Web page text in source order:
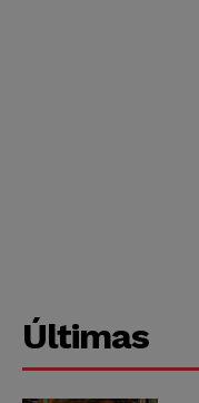
Últimas